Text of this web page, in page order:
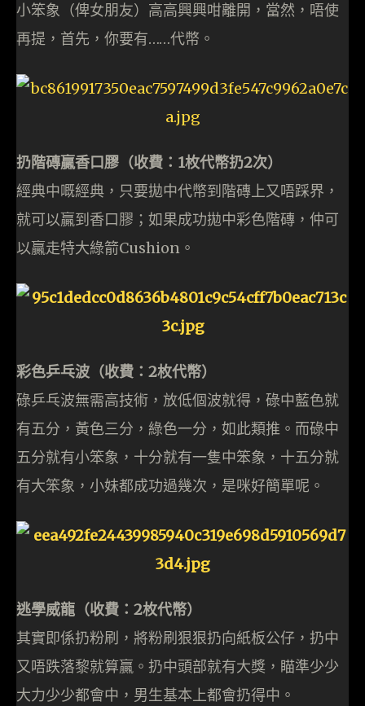
小笨象（俾女朋友）高高興興咁離開，當然，唔使
再提，首先，你要有……代幣。
扔階磚贏香口膠（收費：1枚代幣扔2次）
經典中嘅經典，只要拋中代幣到階磚上又唔踩界，
就可以贏到香口膠；如果成功拋中彩色階磚，仲可
以贏走特大綠箭Cushion。
彩色乒乓波（收費：2枚代幣）
碌乒乓波無需高技術，放低個波就得，碌中藍色就
有五分，黃色三分，綠色一分，如此類推。而碌中
五分就有小笨象，十分就有一隻中笨象，十五分就
有大笨象，小妹都成功過幾次，是咪好簡單呢。
逃學威龍（收費：2枚代幣）
其實即係扔粉刷，將粉刷狠狠扔向紙板公仔，扔中
又唔跌落黎就算贏。扔中頭部就有大獎，瞄準少少
大力少少都會中，男生基本上都會扔得中。